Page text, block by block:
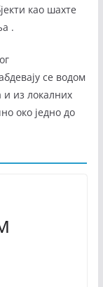
као шахте
.
се водом
из локалних
око једно до